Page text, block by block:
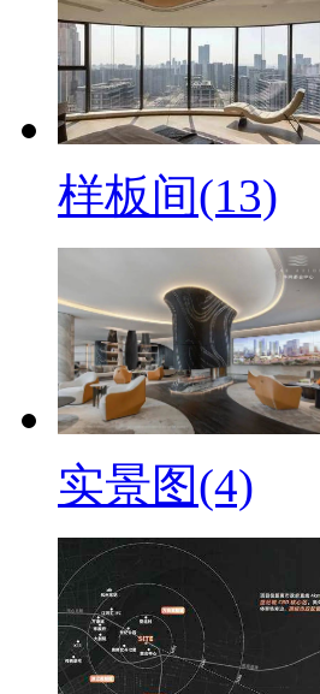
样板间(13)
实景图(4)